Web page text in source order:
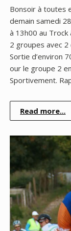
Bonsoir à toutes
demain samedi
à 13h00 au Trock
2 groupes avec 2
Sortie d’environ
our le groupe 2
Sportivement.
Read more...